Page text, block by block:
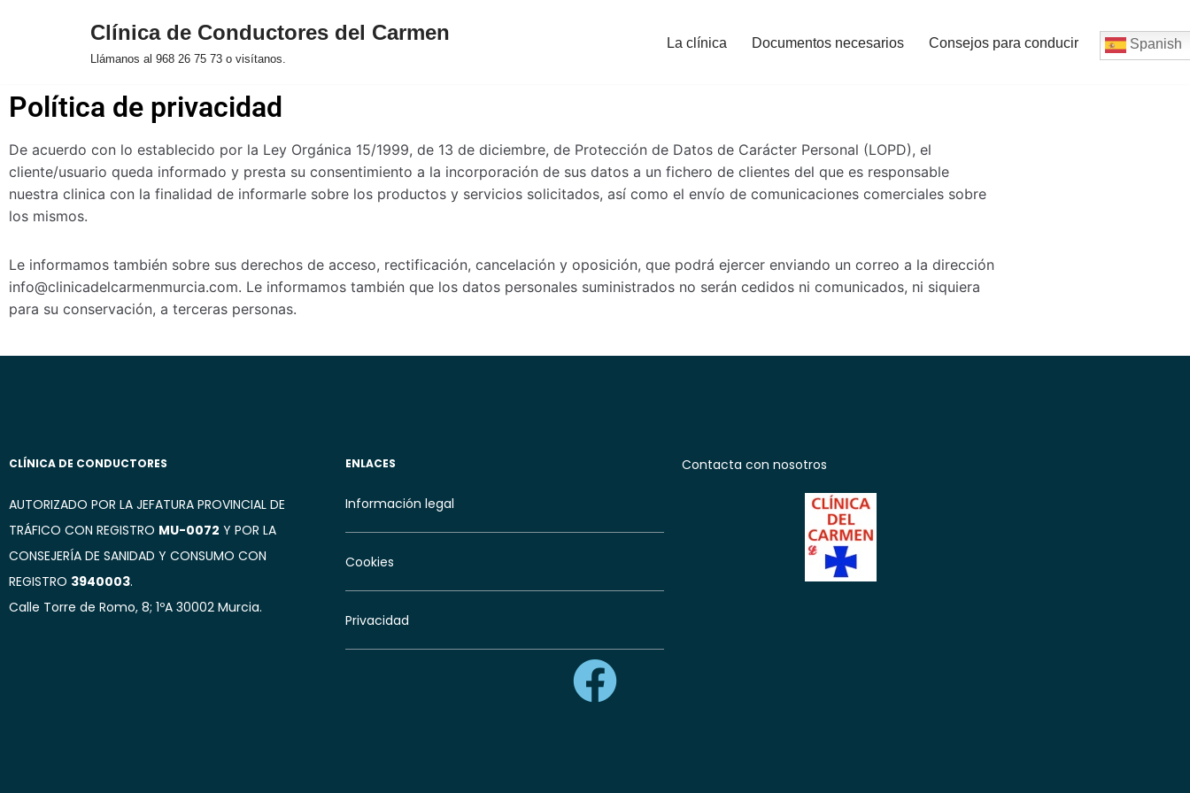
contenido
Clínica de Conductores del Carmen
Llámanos al 968 26 75 73 o visítanos.
La clínica Documentos necesarios Consejos para conducir Spanish
Política de privacidad
De acuerdo con lo establecido por la Ley Orgánica 15/1999, de 13 de diciembre, de Protección de Datos de Carácter Personal (LOPD), el
cliente/usuario queda informado y presta su consentimiento a la incorporación de sus datos a un fichero de clientes del que es responsable
nuestra clinica con la finalidad de informarle sobre los productos y servicios solicitados, así como el envío de comunicaciones comerciales sobre
los mismos.
Le informamos también sobre sus derechos de acceso, rectificación, cancelación y oposición, que podrá ejercer enviando un correo a la dirección
info@clinicadelcarmenmurcia.com. Le informamos también que los datos personales suministrados no serán cedidos ni comunicados, ni siquiera
para su conservación, a terceras personas.
CLÍNICA DE CONDUCTORES
AUTORIZADO POR LA JEFATURA PROVINCIAL DE
TRÁFICO CON REGISTRO MU-0072 Y POR LA
CONSEJERÍA DE SANIDAD Y CONSUMO CON
REGISTRO 3940003.
Calle Torre de Romo, 8; 1ºA 30002 Murcia.
ENLACES
Información legal
Cookies
Privacidad
Contacta con nosotros